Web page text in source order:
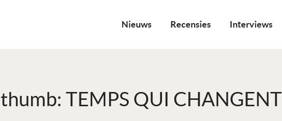
Nieuws Recensies Interviews
thumb: TEMPS QUI CHANGENT